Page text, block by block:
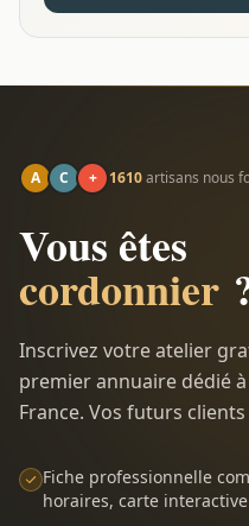
A C + 1610artisans nous
Vous êtes
cordonnier
Inscrivez votre atelier
premier annuaire dédié
France. Vos futurs
Fiche professionnelle
horaires, carte interactive